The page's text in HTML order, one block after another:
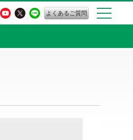
よくあるご質問